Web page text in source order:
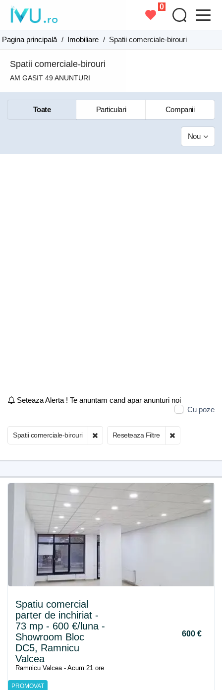
0
Pagina principală / Imobiliare / Spatii comerciale-birouri
Spatii comerciale-birouri
AM GASIT 49 ANUNTURI
Toate Particulari Companii
Nou
Seteaza Alerta ! Te anuntam cand apar anunturi noi
Cu poze
Spatii comerciale-birouri Reseteaza Filtre
PROMOVAT
Spatiu comercial
parter de inchiriat -
73 mp - 600 €/luna -
Showroom Bloc
DC5, Ramnicu
Valcea
600 €
Ramnicu Valcea - Acum 21 ore